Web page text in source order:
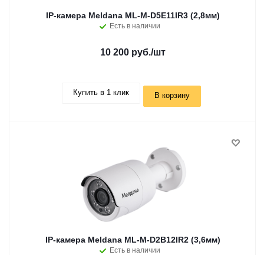
IP-камера Meldana ML-M-D5E11IR3 (2,8мм)
Есть в наличии
10 200 руб./шт
Купить в 1 клик В корзину
IP-камера Meldana ML-M-D2B12IR2 (3,6мм)
Есть в наличии